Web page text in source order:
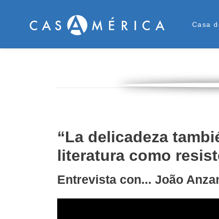
Casa
“La delicadeza
literatura como
Entrevista con... João